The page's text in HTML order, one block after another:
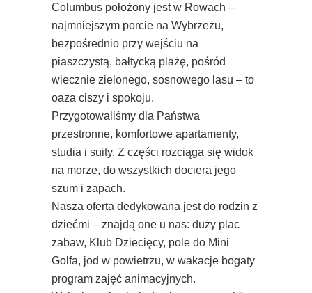
Columbus położony jest w Rowach –
najmniejszym porcie na Wybrzeżu,
bezpośrednio przy wejściu na
piaszczystą, bałtycką plażę, pośród
wiecznie zielonego, sosnowego lasu – to
oaza ciszy i spokoju.
Przygotowaliśmy dla Państwa
przestronne, komfortowe apartamenty,
studia i suity. Z części rozciąga się widok
na morze, do wszystkich dociera jego
szum i zapach.
Nasza oferta dedykowana jest do rodzin z
dziećmi – znajdą one u nas: duży plac
zabaw, Klub Dziecięcy, pole do Mini
Golfa, jod w powietrzu, w wakacje bogaty
program zajęć animacyjnych.